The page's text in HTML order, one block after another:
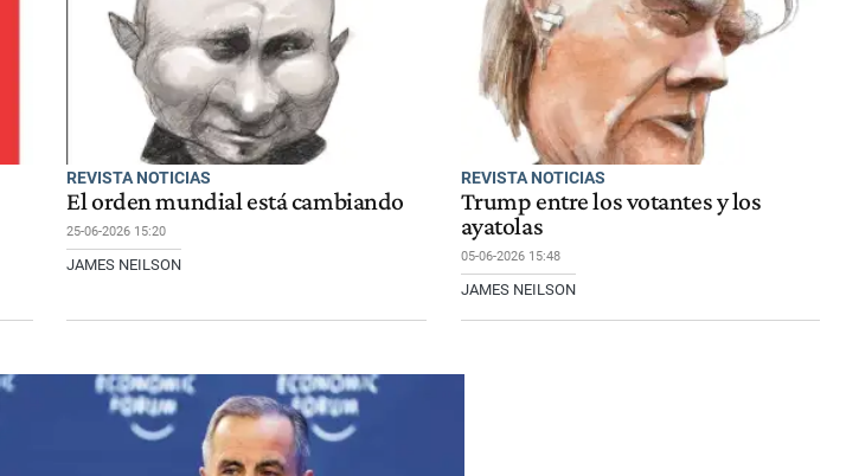
REVISTA NOTICIAS
El orden mundial está cambiando
25-06-2026 15:20
JAMES NEILSON
REVISTA NOTICIAS
Trump entre los votantes y los
ayatolas
05-06-2026 15:48
JAMES NEILSON